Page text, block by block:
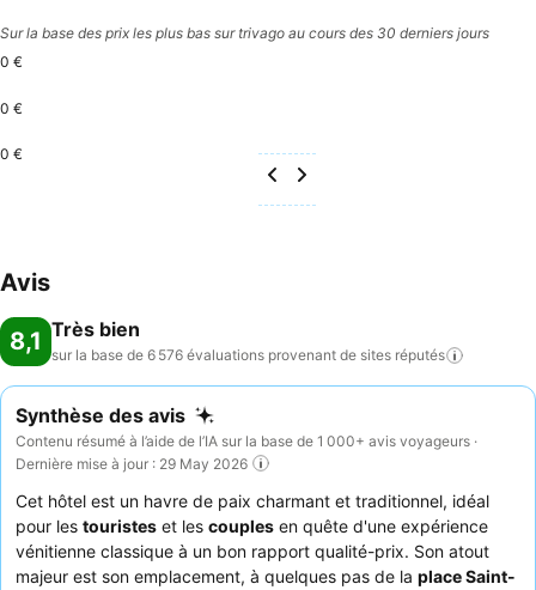
Sur la base des prix les plus bas sur trivago au cours des 30 derniers jours
0 €
0 €
0 €
Avis
8,1 Très bien
sur la base de 6 576 évaluations provenant de sites réputés
Synthèse des avis
Contenu résumé à l’aide de l’IA sur la base de 1 000+ avis voyageurs ·
Dernière mise à jour : 29 May 2026
Cet hôtel est un havre de paix charmant et traditionnel, idéal
pour les touristes et les couples en quête d'une expérience
vénitienne classique à un bon rapport qualité-prix. Son atout
majeur est son emplacement, à quelques pas de la place Saint-